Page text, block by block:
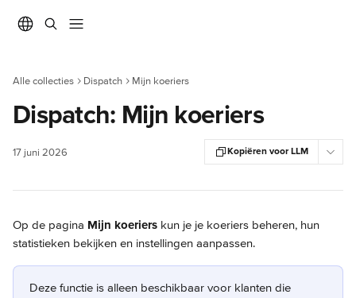
Alle collecties Dispatch Mijn koeriers
Dispatch: Mijn koeriers
17 juni 2026 Kopiëren voor LLM
Op de pagina Mijn koeriers kun je je koeriers beheren, hun
statistieken bekijken en instellingen aanpassen.
Deze functie is alleen beschikbaar voor klanten die